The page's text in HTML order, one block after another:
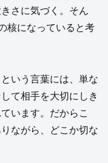
さに気づく。そん
核になっていると考
いう言葉には、単な
て相手を大切にしき
います。だからこ
ながら、どこか切な